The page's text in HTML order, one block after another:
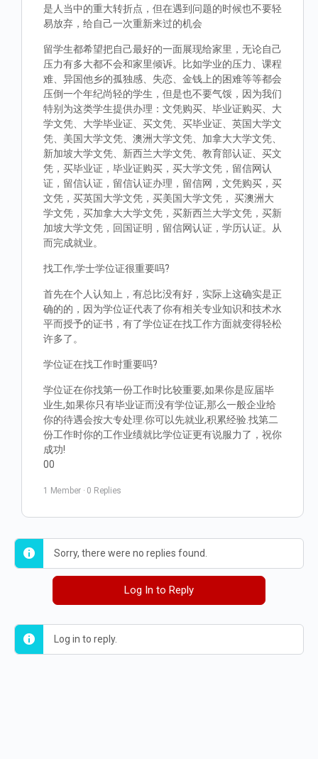
是人当中的重大转折点，但在遇到问题的时候也不要轻
易放弃，给自己一次重新来过的机会
留学生都希望把自己最好的一面展现给家里，无论自己
压力有多大都不会和家里倾诉。比如学业的压力、课程
难、异国他乡的孤独感、失恋、金钱上的困难等等都会
压倒一个年纪尚轻的学生，但是也不要气馁，因为我们
特别为这类学生提供办理：文凭购买、毕业证购买、大
学文凭、大学毕业证、买文凭、买毕业证、英国大学文
凭、美国大学文凭、澳洲大学文凭、加拿大大学文凭、
新加坡大学文凭、新西兰大学文凭、教育部认证、买文
凭，买毕业证，毕业证购买，买大学文凭，留信网认
证，留信认证，留信认证办理，留信网，文凭购买，买
文凭，买英国大学文凭，买美国大学文凭， 买澳洲大
学文凭，买加拿大大学文凭，买新西兰大学文凭，买新
加坡大学文凭，回国证明，留信网认证，学历认证。从
而完成就业。
找工作,学士学位证很重要吗?
首先在个人认知上，有总比没有好，实际上这确实是正
确的的，因为学位证代表了你有相关专业知识和技术水
平而授予的证书，有了学位证在找工作方面就变得轻松
许多了。
学位证在找工作时重要吗?
学位证在你找第一份工作时比较重要,如果你是应届毕
业生,如果你只有毕业证而没有学位证,那么一般企业给
你的待遇会按大专处理.你可以先就业,积累经验.找第二
份工作时你的工作业绩就比学位证更有说服力了，祝你
成功!
00
1 Member · 0 Replies
Sorry, there were no replies found.
Log In to Reply
Log in to reply.